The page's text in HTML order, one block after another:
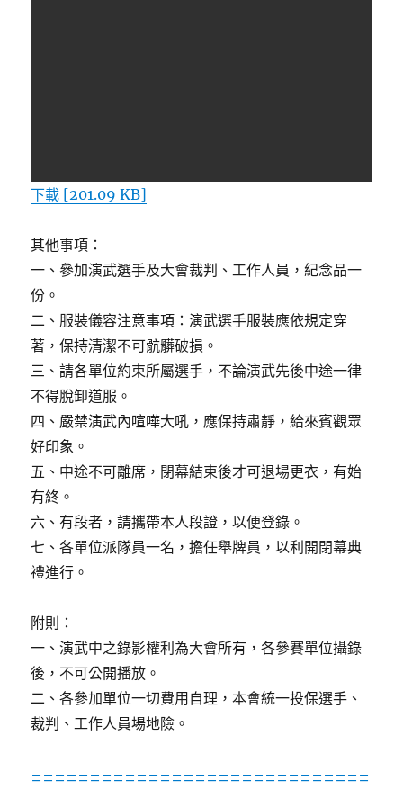
下載 [201.09 KB]
其他事項：
一、參加演武選手及大會裁判、工作人員，紀念品一
份。
二、服裝儀容注意事項：演武選手服裝應依規定穿
著，保持清潔不可骯髒破損。
三、請各單位約束所屬選手，不論演武先後中途一律
不得脫卸道服。
四、嚴禁演武內喧嘩大吼，應保持肅靜，給來賓觀眾
好印象。
五、中途不可離席，閉幕結束後才可退場更衣，有始
有終。
六、有段者，請攜帶本人段證，以便登錄。
七、各單位派隊員一名，擔任舉牌員，以利開閉幕典
禮進行。
附則：
一、演武中之錄影權利為大會所有，各參賽單位攝錄
後，不可公開播放。
二、各參加單位一切費用自理，本會統一投保選手、
裁判、工作人員場地險。
=============================